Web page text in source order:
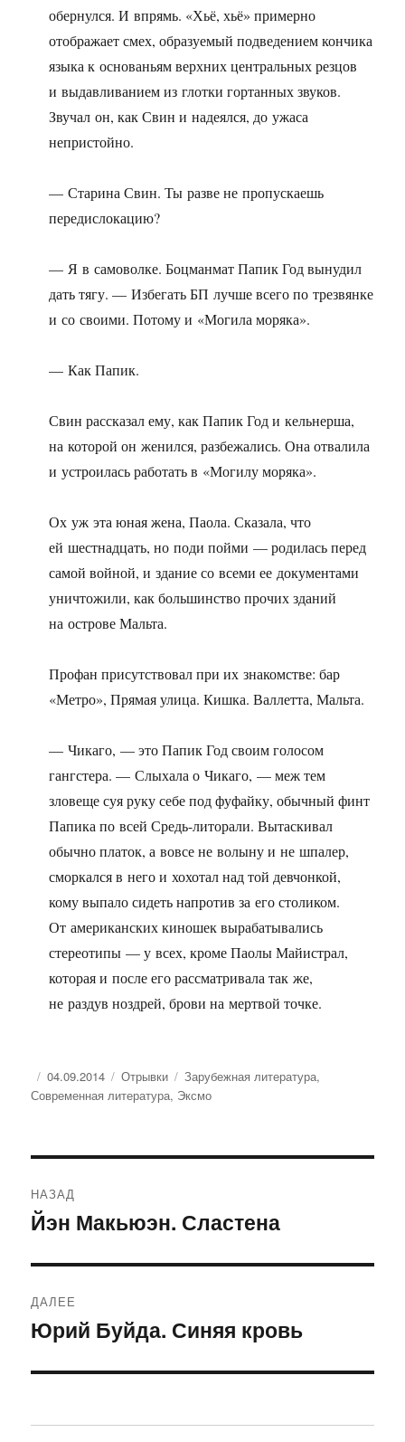
обернулся. И впрямь. «Хьё, хьё» примерно
отображает смех, образуемый подведением кончика
языка к основаньям верхних центральных резцов
и выдавливанием из глотки гортанных звуков.
Звучал он, как Свин и надеялся, до ужаса
непристойно.
— Старина Свин. Ты разве не пропускаешь
передислокацию?
— Я в самоволке. Боцманмат Папик Год вынудил
дать тягу. — Избегать БП лучше всего по трезвянке
и со своими. Потому и «Могила моряка».
— Как Папик.
Свин рассказал ему, как Папик Год и кельнерша,
на которой он женился, разбежались. Она отвалила
и устроилась работать в «Могилу моряка».
Ох уж эта юная жена, Паола. Сказала, что
ей шестнадцать, но поди пойми — родилась перед
самой войной, и здание со всеми ее документами
уничтожили, как большинство прочих зданий
на острове Мальта.
Профан присутствовал при их знакомстве: бар
«Метро», Прямая улица. Кишка. Валлетта, Мальта.
— Чикаго, — это Папик Год своим голосом
гангстера. — Слыхала о Чикаго, — меж тем
зловеще суя руку себе под фуфайку, обычный финт
Папика по всей Средь-литорали. Вытаскивал
обычно платок, а вовсе не волыну и не шпалер,
сморкался в него и хохотал над той девчонкой,
кому выпало сидеть напротив за его столиком.
От американских киношек вырабатывались
стереотипы — у всех, кроме Паолы Майистрал,
которая и после его рассматривала так же,
не раздув ноздрей, брови на мертвой точке.
Опубликовано
04.09.2014 Рубрики
Отрывки Метки
Зарубежная литература,
Современная литература, Эксмо
по
НАЗАД
Предыдущая
Йэн Макьюэн. Сластена
ДАЛЕЕ
Следующая
Юрий Буйда. Синяя кровь